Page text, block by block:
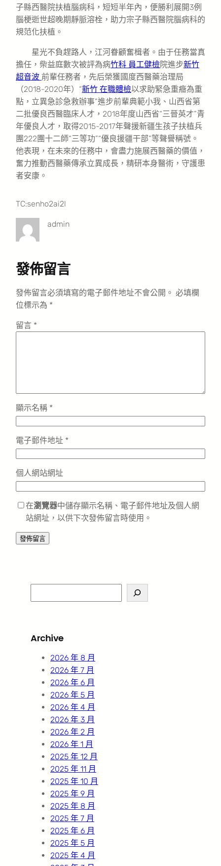
子縣西醫院扶植腦病科，短短半年內，便勝利展開3例
腦梗逝世超晚期靜脈溶栓，助力宗子縣西醫院腦病科的
規范化扶植。
星光不負趕路人，江河眷顧奮楫者。由于任務當真
擔任，柴益庭數次被評為病竹科 員工健檢院進步新竹
超音波 前輩任務者，先后榮獲國度西醫藥治理局
（2018-2020年）“新竹 在職體檢以求助緊急重癥為重
點，立異急診急救辦事”進步前輩典範小我、山西省第
二批優良西醫臨床人才，2018年度山西省“三晉英才”青
年優良人才，取得2015-2017年聲援新疆生孩子扶植兵
團222團十二師“三等功”“優良援疆干部”等聲譽稱號。
他表現，在未來的任務中，會盡力施展西醫藥的價值，
奮力推動西醫藥傳承立異成長，精研本身醫術，守護患
者安康。
TC:senho2ai2l
admin
發佈留言
發佈留言必須填寫的電子郵件地址不會公開。 必填欄
位標示為 *
留言 *
顯示名稱 *
電子郵件地址 *
個人網站網址
在瀏覽器中儲存顯示名稱、電子郵件地址及個人網
站網址，以供下次發佈留言時使用。
e
c
Archive
2026 年 8 月
2026 年 7 月
2026 年 6 月
2026 年 5 月
2026 年 4 月
2026 年 3 月
2026 年 2 月
2026 年 1 月
2025 年 12 月
2025 年 11 月
2025 年 10 月
2025 年 9 月
2025 年 8 月
2025 年 7 月
2025 年 6 月
2025 年 5 月
2025 年 4 月